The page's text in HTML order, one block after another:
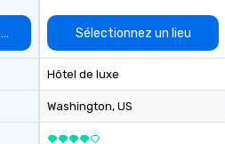
Sélectionnez un lieu
Hôtel de luxe
Washington, US